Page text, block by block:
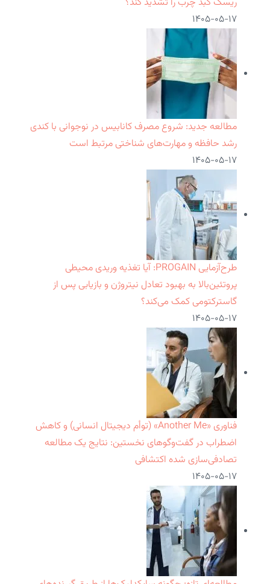
۱۴۰۵-۰۵-۱۷
مطالعه جدید: شروع مصرف کانابیس در نوجوانی با کندی
رشد حافظه و مهارت‌های شناختی مرتبط است
۱۴۰۵-۰۵-۱۷
طرح‌آزمایی PROGAIN: آیا تغذیه وریدی محیطی
پروتئین‌بالا به بهبود تعادل نیتروژن و بازیابی پس از
گاسترکتومی کمک می‌کند؟
۱۴۰۵-۰۵-۱۷
فناوری «Another Me» (توأم دیجیتال انسانی) و کاهش
اضطراب در گفت‌وگوهای نخستین: نتایج یک مطالعه
تصادفی‌سازی شده اکتشافی
۱۴۰۵-۰۵-۱۷